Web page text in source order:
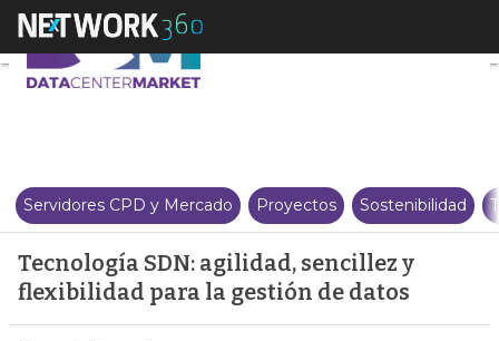
Tecnología SDN: agilidad,
Servidores CPD y Mercado Proyectos Sostenibilidad
Tecnología SDN: agilidad, sencillez y
flexibilidad para la gestión de datos